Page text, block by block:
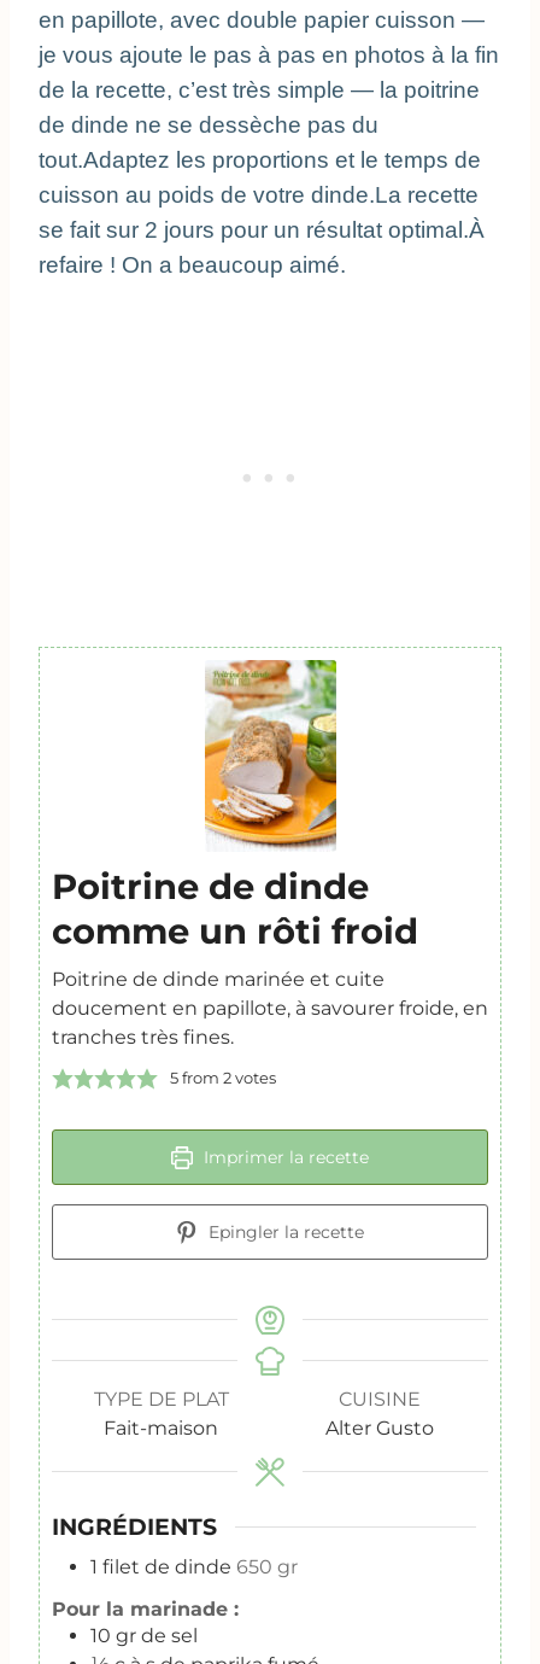
en papillote, avec double papier cuisson —
je vous ajoute le pas à pas en photos à la fin
de la recette, c’est très simple — la poitrine
de dinde ne se dessèche pas du
tout.Adaptez les proportions et le temps de
cuisson au poids de votre dinde.La recette
se fait sur 2 jours pour un résultat optimal.À
refaire ! On a beaucoup aimé.
Poitrine de dinde
comme un rôti froid
Poitrine de dinde marinée et cuite
doucement en papillote, à savourer froide, en
tranches très fines.
5from 2votes
Imprimer la recette
Epingler la recette
TYPE DE PLAT
Fait-maison
CUISINE
Alter Gusto
INGRÉDIENTS
1 filet de dinde 650 gr
Pour la marinade :
10 gr de sel